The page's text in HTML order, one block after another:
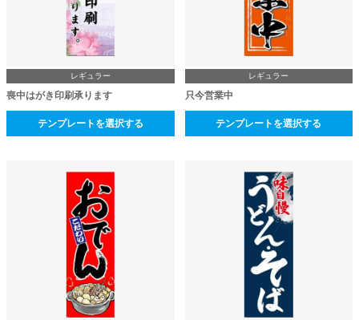
レギュラー
喪中はがき印刷承ります
テンプレートを選択する
レギュラー
只今営業中
テンプレートを選択する